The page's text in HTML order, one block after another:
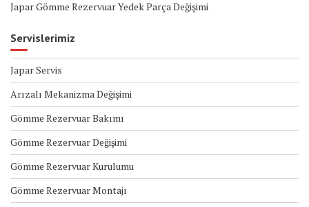
Japar Gömme Rezervuar Yedek Parça Değişimi
Servislerimiz
Japar Servis
Arızalı Mekanizma Değişimi
Gömme Rezervuar Bakımı
Gömme Rezervuar Değişimi
Gömme Rezervuar Kurulumu
Gömme Rezervuar Montajı